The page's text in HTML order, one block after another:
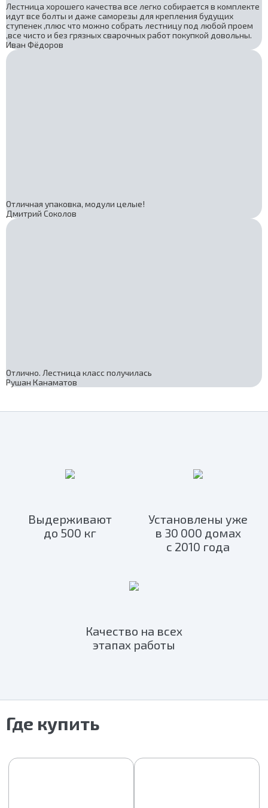
Лестница хорошего качества все легко собирается в комплекте
идут все болты и даже саморезы для крепления будущих
ступенек ,плюс что можно собрать лестницу под любой проем
,все чисто и без грязных сварочных работ покупкой довольны.
Иван Фёдоров
Отличная упаковка, модули целые!
Дмитрий Соколов
Отлично. Лестница класс получилась
Рушан Канаматов
Выдерживают
до 500 кг
Установлены уже
в 30 000 домах
с 2010 года
Качество на всех
этапах работы
Где купить